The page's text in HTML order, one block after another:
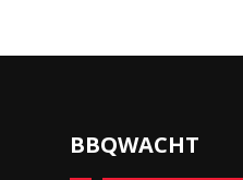
BBQWACHT